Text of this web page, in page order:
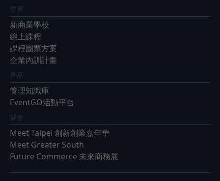
學習
新商業學校
線上課程
課程團票方案
企業內訓計畫
產品
管理知識庫
EventGO活動平台
展會
Meet Taipei 創新創業嘉年華
Meet Greater South
Future Commerce 未來商務展